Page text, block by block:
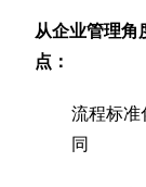
从企业管理角
点：
流程标准
同